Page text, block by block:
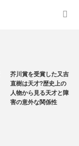
芥川賞を受賞した又吉
直樹は天才?歴史上の
人物から見る天才と障
害の意外な関係性